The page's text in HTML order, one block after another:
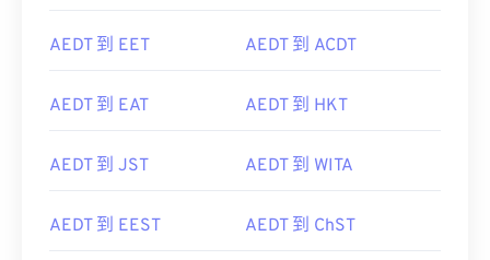
AEDT 到 EET AEDT 到 ACDT
AEDT 到 EAT AEDT 到 HKT
AEDT 到 JST AEDT 到 WITA
AEDT 到 EEST AEDT 到 ChST